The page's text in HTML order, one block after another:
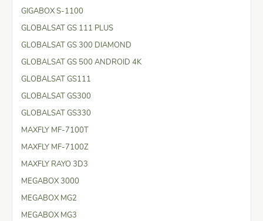
GIGABOX S-1100
GLOBALSAT GS 111 PLUS
GLOBALSAT GS 300 DIAMOND
GLOBALSAT GS 500 ANDROID 4K
GLOBALSAT GS111
GLOBALSAT GS300
GLOBALSAT GS330
MAXFLY MF-7100T
MAXFLY MF-7100Z
MAXFLY RAYO 3D3
MEGABOX 3000
MEGABOX MG2
MEGABOX MG3